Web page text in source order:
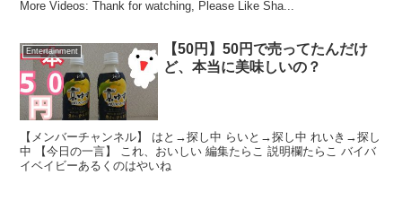
More Videos: Thank for watching, Please Like Sha...
Entertainment
【50円】50円で売ってたんだけ
ど、本当に美味しいの？
【メンバーチャンネル】 はと→探し中 らいと→探し中 れいき→探し
中 【今日の一言】 これ、おいしい 編集たらこ 説明欄たらこ バイバ
イベイビーあるくのはやいね